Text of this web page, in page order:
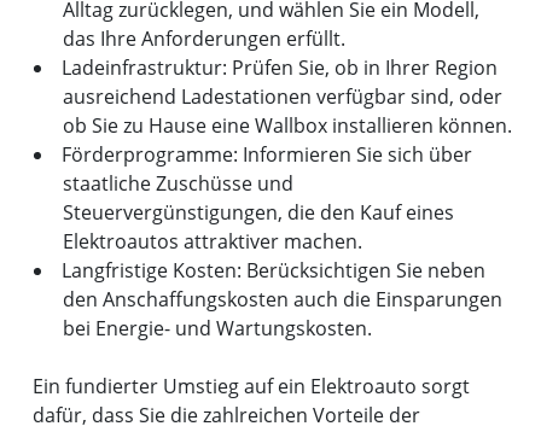
Alltag zurücklegen, und wählen Sie ein Modell,
das Ihre Anforderungen erfüllt.
Ladeinfrastruktur: Prüfen Sie, ob in Ihrer Region
ausreichend Ladestationen verfügbar sind, oder
ob Sie zu Hause eine Wallbox installieren können.
Förderprogramme: Informieren Sie sich über
staatliche Zuschüsse und
Steuervergünstigungen, die den Kauf eines
Elektroautos attraktiver machen.
Langfristige Kosten: Berücksichtigen Sie neben
den Anschaffungskosten auch die Einsparungen
bei Energie- und Wartungskosten.
Ein fundierter Umstieg auf ein Elektroauto sorgt
dafür, dass Sie die zahlreichen Vorteile der